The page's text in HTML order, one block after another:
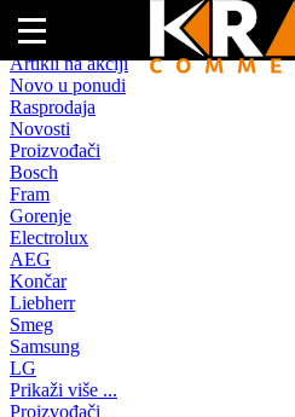
Naslovna
Artikli na akciji
Novo u ponudi
Rasprodaja
Novosti
Proizvođači
Bosch
Fram
Gorenje
Electrolux
AEG
Končar
Liebherr
Smeg
Samsung
LG
Prikaži više ...
Proizvođači